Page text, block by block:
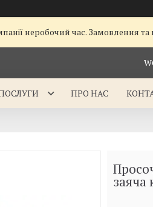
неробочий час. Замовлення
ПРО НАС
заяча